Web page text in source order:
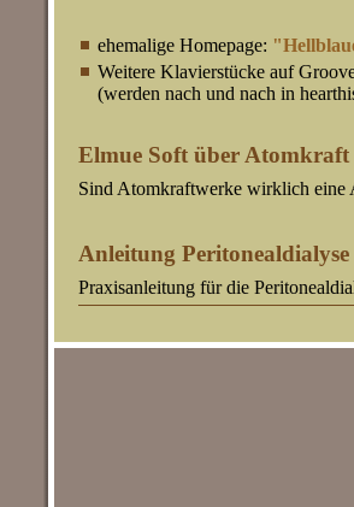
ehemalige Homepage:
Weitere Klavierstücke auf
(werden nach und nach in
Elmue Soft über Atomkraft
Sind Atomkraftwerke wirklich eine
Anleitung Peritonealdialyse
Praxisanleitung für die